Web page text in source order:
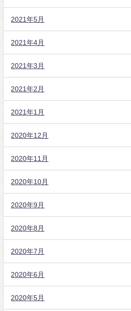
2021年5月
2021年4月
2021年3月
2021年2月
2021年1月
2020年12月
2020年11月
2020年10月
2020年9月
2020年8月
2020年7月
2020年6月
2020年5月